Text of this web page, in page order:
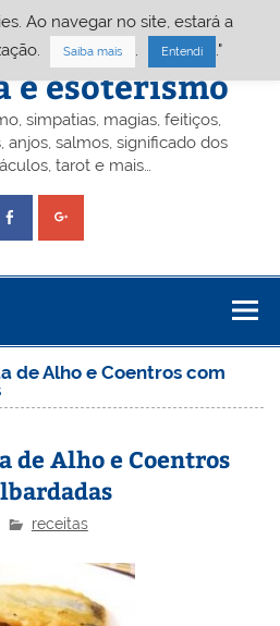
– Portal
e esoterismo
simpatias, magias, feitiços,
anjos, salmos, significado dos
tarot e mais…
de Alho e Coentros com
de Alho e Coentros
receitas
Ao navegar no site, estará a
Saiba mais Entendi ."